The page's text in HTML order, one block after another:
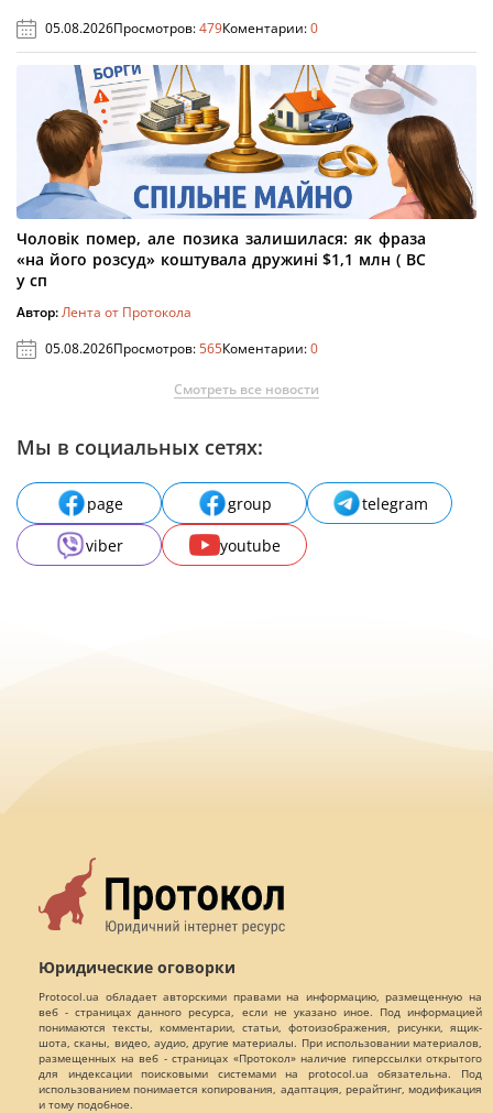
05.08.2026Просмотров:479Коментарии:0
Чоловік помер, але позика залишилася: як фраза
«на його розсуд» коштувала дружині $1,1 млн ( ВС
у сп
Автор:Лента от Протокола
05.08.2026Просмотров:565Коментарии:0
Смотреть все новости
Мы в социальных сетях:
page group
telegram
viber
youtube
Юридические оговорки
Protocol.ua обладает авторскими правами на информацию, размещенную на
веб - страницах данного ресурса, если не указано иное. Под информацией
понимаются тексты, комментарии, статьи, фотоизображения, рисунки, ящик-
шота, сканы, видео, аудио, другие материалы. При использовании материалов,
размещенных на веб - страницах «Протокол» наличие гиперссылки открытого
для индексации поисковыми системами на protocol.ua обязательна. Под
использованием понимается копирования, адаптация, рерайтинг, модификация
и тому подобное.